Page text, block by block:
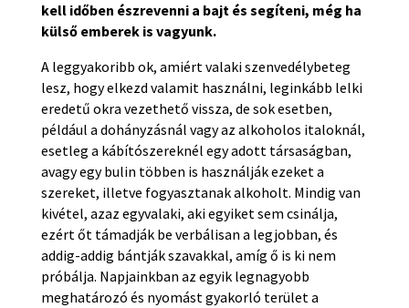
kell időben észrevenni a bajt és segíteni, még ha
külső emberek is vagyunk.
A leggyakoribb ok, amiért valaki szenvedélybeteg
lesz, hogy elkezd valamit használni, leginkább lelki
eredetű okra vezethető vissza, de sok esetben,
például a dohányzásnál vagy az alkoholos italoknál,
esetleg a kábítószereknél egy adott társaságban,
avagy egy bulin többen is használják ezeket a
szereket, illetve fogyasztanak alkoholt. Mindig van
kivétel, azaz egyvalaki, aki egyiket sem csinálja,
ezért őt támadják be verbálisan a legjobban, és
addig-addig bántják szavakkal, amíg ő is ki nem
próbálja. Napjainkban az egyik legnagyobb
meghatározó és nyomást gyakorló terület a